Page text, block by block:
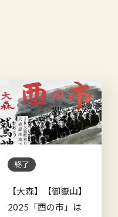
終了
【大森】【御嶽山】
2025「酉の市」は